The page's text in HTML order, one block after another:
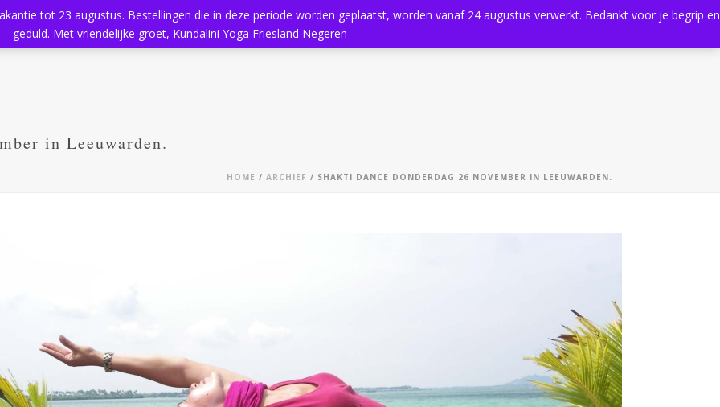
Aanbod Kundalini Yoga Massage Rooster Shop
in Leeuwarden.
HOME / ARCHIEF / SHAKTI DANCE DONDERDAG 26 NOVEMBER IN LEEUWARDEN.
tot 23 augustus. Bestellingen die in deze periode worden geplaatst, worden vanaf 24 augustus verwerkt. Bedankt voor je begrip en
geduld. Met vriendelijke groet, Kundalini Yoga Friesland Negeren